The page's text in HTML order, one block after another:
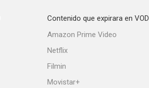
Contenido que expirara en VOD
Amazon Prime Video
Netflix
Filmin
Movistar+